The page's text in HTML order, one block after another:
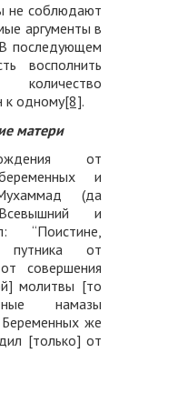
не соблюдают
аргументы в
последующем
восполнить
к одному[8].
матери
от
и
(да
и
“Поистине,
путника от
совершения
молитвы [то
намазы
же
[только] от